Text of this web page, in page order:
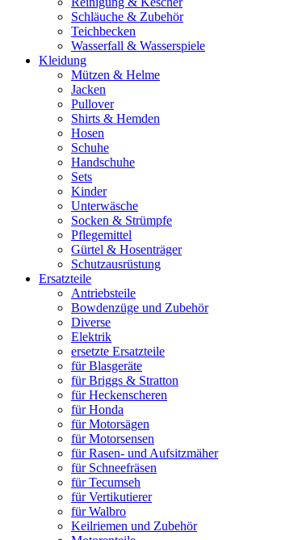
Schläuche & Zubehör
Teichbecken
Wasserfall & Wasserspiele
Kleidung
Mützen & Helme
Jacken
Pullover
Shirts & Hemden
Hosen
Schuhe
Handschuhe
Sets
Kinder
Unterwäsche
Socken & Strümpfe
Pflegemittel
Gürtel & Hosenträger
Schutzausrüstung
Ersatzteile
Antriebsteile
Bowdenzüge und Zubehör
Diverse
Elektrik
ersetzte Ersatzteile
für Blasgeräte
für Briggs & Stratton
für Heckenscheren
für Honda
für Motorsägen
für Motorsensen
für Rasen- und Aufsitzmäher
für Schneefräsen
für Tecumseh
für Vertikutierer
für Walbro
Keilriemen und Zubehör